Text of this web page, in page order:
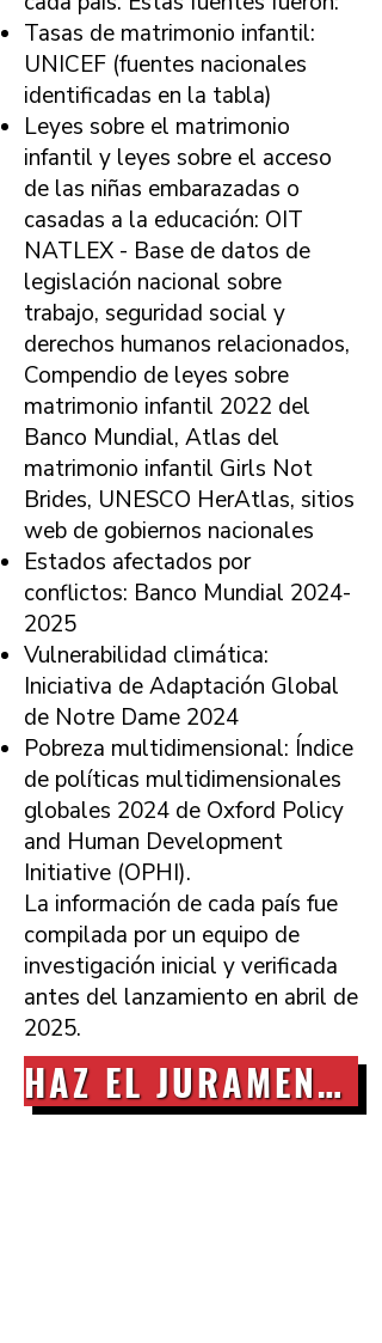
Tasas de matrimonio infantil:
UNICEF (fuentes nacionales
identificadas en la tabla)
Leyes sobre el matrimonio
infantil y leyes sobre el acceso
de las niñas embarazadas o
casadas a la educación: OIT
NATLEX - Base de datos de
legislación nacional sobre
trabajo, seguridad social y
derechos humanos relacionados,
Compendio de leyes sobre
matrimonio infantil 2022 del
Banco Mundial, Atlas del
matrimonio infantil Girls Not
Brides, UNESCO HerAtlas, sitios
web de gobiernos nacionales
Estados afectados por
conflictos: Banco Mundial 2024-
2025
Vulnerabilidad climática:
Iniciativa de Adaptación Global
de Notre Dame 2024
Pobreza multidimensional: Índice
de políticas multidimensionales
globales 2024 de Oxford Policy
and Human Development
Initiative (OPHI).
La información de cada país fue
compilada por un equipo de
investigación inicial y verificada
antes del lanzamiento en abril de
2025.
HAZ EL JURAMENTO A PONER FIN AL MATRIMONIO INFANTIL